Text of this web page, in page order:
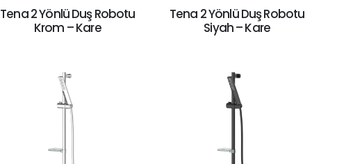
Tena 2 Yönlü Duş Robotu
Krom – Kare
Tena 2 Yönlü Duş Robotu
Siyah – Kare